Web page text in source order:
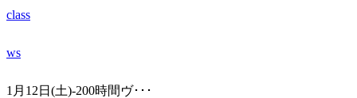
class
ws
1月12日(土)-200時間ヴ･･･